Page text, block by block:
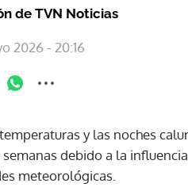
de TVN Noticias
2026 - 20:16
y las noches
debido a la
meteorológicas.